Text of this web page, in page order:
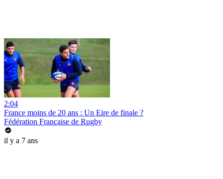
2:04
France moins de 20 ans : Un Eire de finale ?
Fédération Française de Rugby
il y a 7 ans